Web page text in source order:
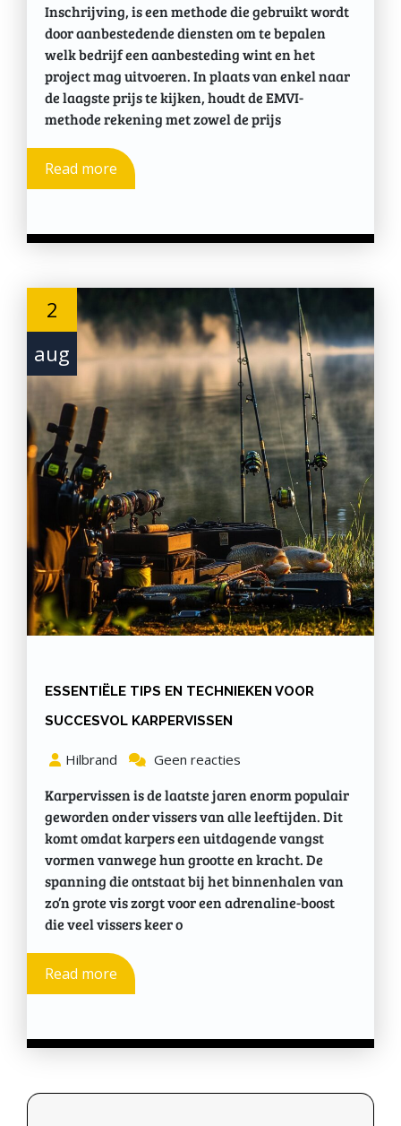
Inschrijving, is een methode die gebruikt wordt
door aanbestedende diensten om te bepalen
welk bedrijf een aanbesteding wint en het
project mag uitvoeren. In plaats van enkel naar
de laagste prijs te kijken, houdt de EMVI-
methode rekening met zowel de prijs
Read more
2
aug
ESSENTIËLE TIPS EN TECHNIEKEN VOOR
SUCCESVOL KARPERVISSEN
Hilbrand Geen reacties
Karpervissen is de laatste jaren enorm populair
geworden onder vissers van alle leeftijden. Dit
komt omdat karpers een uitdagende vangst
vormen vanwege hun grootte en kracht. De
spanning die ontstaat bij het binnenhalen van
zo’n grote vis zorgt voor een adrenaline-boost
die veel vissers keer o
Read more